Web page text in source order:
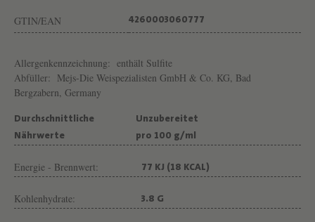
GTIN/EAN 4260003060777
Allergenkennzeichnung: enthält Sulfite
Abfüller: Mejs-Die Weispezialisten GmbH & Co. KG, Bad
Bergzabern, Germany
Durchschnittliche
Nährwerte
Unzubereitet
pro 100 g/ml
Energie - Brennwert: 77 KJ (18 KCAL)
Kohlenhydrate: 3.8 G